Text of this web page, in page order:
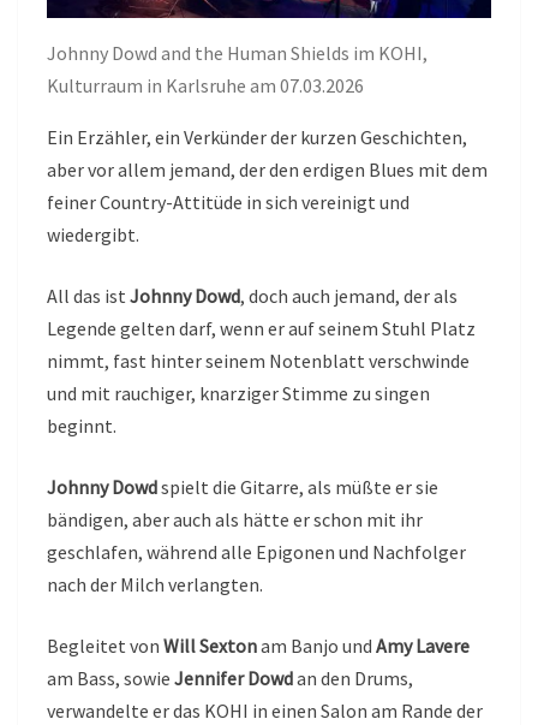
Johnny Dowd and the Human Shields im KOHI,
Kulturraum in Karlsruhe am 07.03.2026
Ein Erzähler, ein Verkünder der kurzen Geschichten,
aber vor allem jemand, der den erdigen Blues mit dem
feiner Country-Attitüde in sich vereinigt und
wiedergibt.
All das ist Johnny Dowd, doch auch jemand, der als
Legende gelten darf, wenn er auf seinem Stuhl Platz
nimmt, fast hinter seinem Notenblatt verschwinde
und mit rauchiger, knarziger Stimme zu singen
beginnt.
Johnny Dowdspielt die Gitarre, als müßte er sie
bändigen, aber auch als hätte er schon mit ihr
geschlafen, während alle Epigonen und Nachfolger
nach der Milch verlangten.
Begleitet von Will Sextonam Banjo und Amy Lavere
am Bass, sowie Jennifer Dowdan den Drums,
verwandelte er das KOHI in einen Salon am Rande der